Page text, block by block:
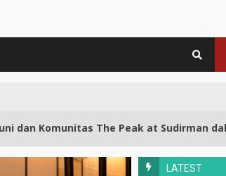
Peak at Sudirman dalam Donor Darah
LATEST